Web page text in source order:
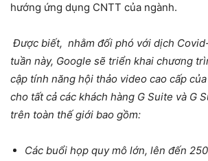
hướng ứng dụng CNTT của ngành.
Được biết, nhằm đối phó với dịch
tuần này, Google sẽ triển khai chương
cập tính năng hội thảo video cao cấp
cho tất cả các khách hàng G Suite và G
trên toàn thế giới bao gồm:
Các buổi họp quy mô lớn, lên đến